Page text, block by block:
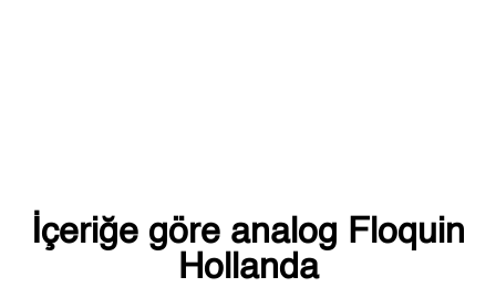
İçeriğe göre analog Floquin
Hollanda